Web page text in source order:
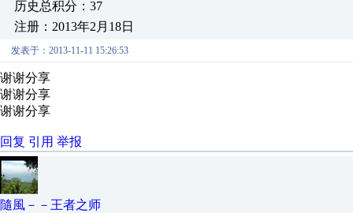
历史总积分：37
注册：2013年2月18日
发表于：2013-11-11 15:26:53
谢谢分享
谢谢分享
谢谢分享
回复 引用 举报
隨風－－王者之师